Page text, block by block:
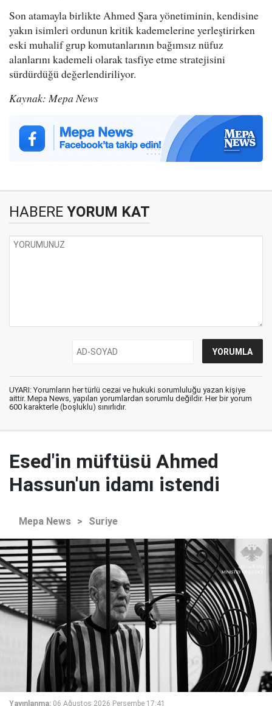
Son atamayla birlikte Ahmed Şara yönetiminin, kendisine
yakın isimleri ordunun kritik kademelerine yerleştirirken
eski muhalif grup komutanlarının bağımsız nüfuz
alanlarını kademeli olarak tasfiye etme stratejisini
sürdürdüğü değerlendiriliyor.
Kaynak: Mepa News
HABERE YORUM KAT
UYARI: Yorumların her türlü cezai ve hukuki sorumluluğu yazan kişiye
aittir. Mepa News, yapılan yorumlardan sorumlu değildir. Her bir yorum
600 karakterle (boşluklu) sınırlıdır.
Esed'in müftüsü Ahmed
Hassun'un idamı istendi
Mepa News > Suriye
Yayınlanma: 06 Ağustos 2026 Perşembe 17:41